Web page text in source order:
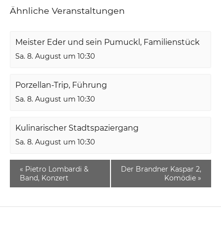
Ähnliche Veranstaltungen
Meister Eder und sein Pumuckl, Familienstück
Sa. 8. August um 10:30
Porzellan-Trip, Führung
Sa. 8. August um 10:30
Kulinarischer Stadtspaziergang
Sa. 8. August um 10:30
« Pietro Lombardi &
Band, Konzert
Der Brandner Kaspar 2,
Komödie »